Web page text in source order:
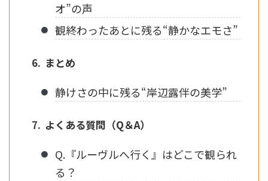
オ”の声
観終わったあとに残る“静かなエモさ”
まとめ
静けさの中に残る“岸辺露伴の美学”
よくある質問（Q＆A）
Q.『ルーヴルへ行く』はどこで観られ
る？